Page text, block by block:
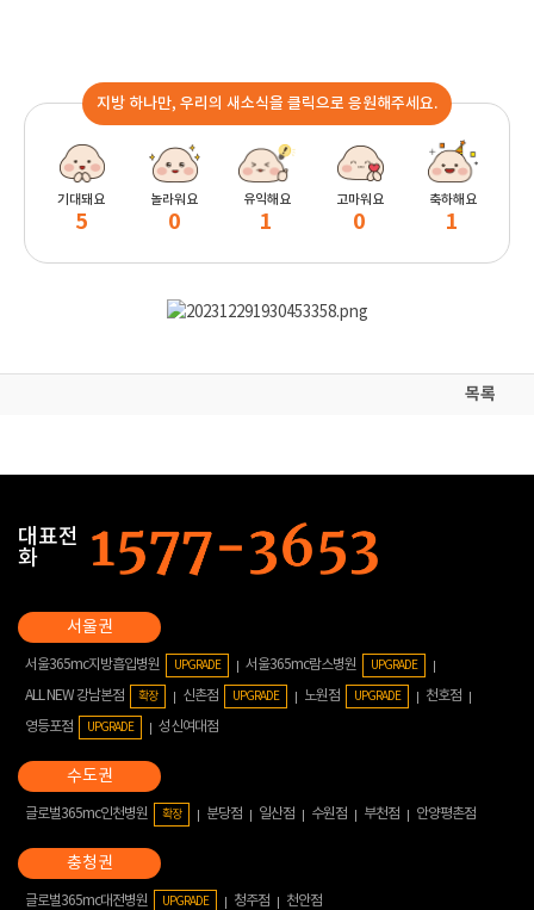
지방 하나만, 우리의 새소식을 클릭으로 응원해주세요.
기대돼요
5
놀라워요
0
유익해요
1
고마워요
0
축하해요
1
목록
대표전
화
서울365mc지방흡입병원 UPGRADE 서울365mc람스병원 UPGRADE
ALL NEW 강남본점 확장 신촌점 UPGRADE 노원점 UPGRADE
천호점
영등포점
UPGRADE 성신여대점
글로벌365mc인천병원 확장 분당점 일산점 수원점 부천점 안양평촌점
글로벌365mc대전병원 UPGRADE 청주점 천안점